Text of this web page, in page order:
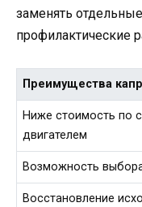
заменять
профилактические
Преимущества
Ниже стоимость по
двигателем
Возможность
Восстановление